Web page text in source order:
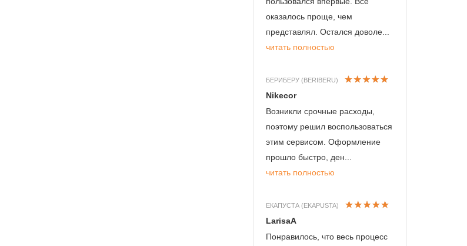
оказалось проще, чем
представлял. Остался доволе...
читать полностью
БЕРИБЕРУ (BERIBERU)
Nikecor
Возникли срочные расходы,
поэтому решил воспользоваться
этим сервисом. Оформление
прошло быстро, ден...
читать полностью
ЕКАПУСТА (EKAPUSTA)
LarisaA
Понравилось, что весь процесс